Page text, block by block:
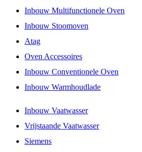
Inbouw Multifunctionele Oven
Inbouw Stoomoven
Atag
Oven Accessoires
Inbouw Conventionele Oven
Inbouw Warmhoudlade
Inbouw Vaatwasser
Vrijstaande Vaatwasser
Siemens